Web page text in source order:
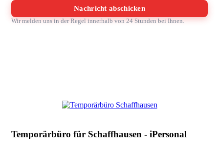
Nachricht abschicken
Wir melden uns in der Regel innerhalb von 24 Stunden bei Ihnen.
Temporärbüro für Schaffhausen - iPersonal